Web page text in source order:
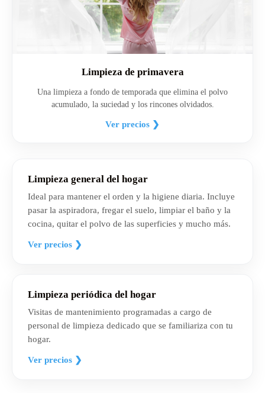
Limpieza de primavera
Una limpieza a fondo de temporada que elimina el polvo
acumulado, la suciedad y los rincones olvidados.
Ver precios ❯
Limpieza general del hogar
Ideal para mantener el orden y la higiene diaria. Incluye
pasar la aspiradora, fregar el suelo, limpiar el baño y la
cocina, quitar el polvo de las superficies y mucho más.
Ver precios ❯
Limpieza periódica del hogar
Visitas de mantenimiento programadas a cargo de
personal de limpieza dedicado que se familiariza con tu
hogar.
Ver precios ❯